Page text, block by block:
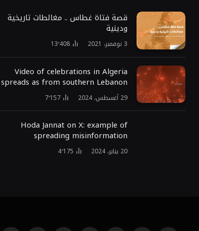
قصة فتاة غطاس .. مغالطات تاريخية
ودينية
3 نوفمبر، 2021 13٬408
Video of celebrations in Algeria
spreads as from southern Lebanon
29 أغسطس، 2024 7٬157
Hoda Jannat on X: example of
spreading misinformation
20 يناير، 2024 4٬175